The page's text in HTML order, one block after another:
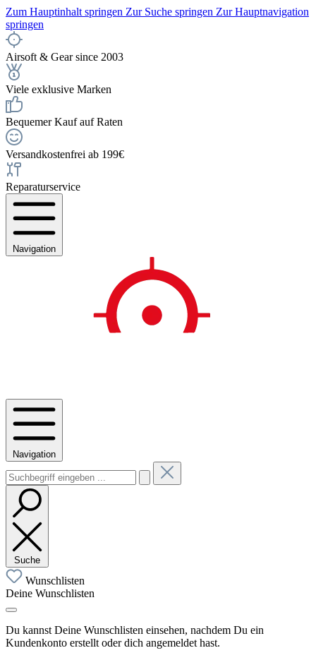
Zum Hauptinhalt springen Zur Suche springen Zur Hauptnavigation
springen
Airsoft & Gear since 2003
Viele exklusive Marken
Bequemer Kauf auf Raten
Versandkostenfrei ab 199€
Reparaturservice
Navigation
Navigation
Suche
Wunschlisten
Deine Wunschlisten
Du kannst Deine Wunschlisten einsehen, nachdem Du ein
Kundenkonto erstellt oder dich angemeldet hast.